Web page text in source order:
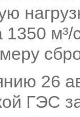
1350
26
ГЭС